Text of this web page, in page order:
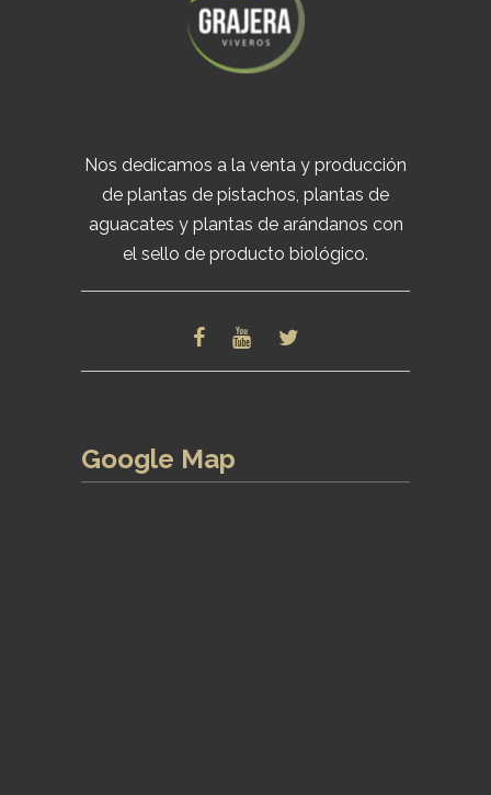
Nos dedicamos a la venta y producción
de plantas de pistachos, plantas de
aguacates y plantas de arándanos con
el sello de producto biológico.
Google Map